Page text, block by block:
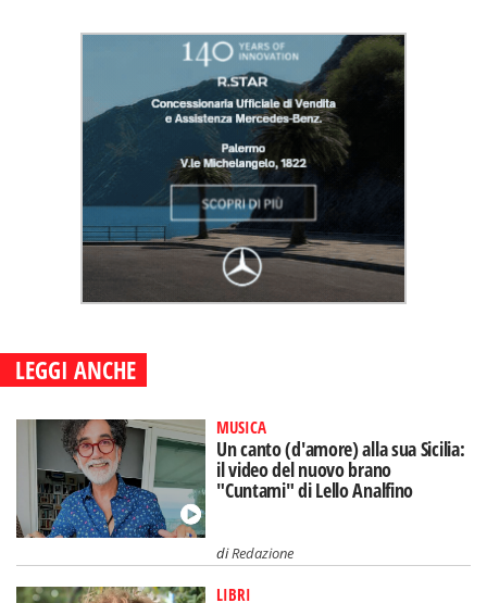
LEGGI ANCHE
MUSICA
Un canto (d'amore) alla sua Sicilia:
il video del nuovo brano
"Cuntami" di Lello Analfino
diRedazione
LIBRI